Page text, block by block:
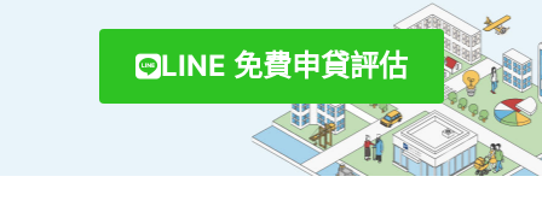
LINE 免費申貸評估